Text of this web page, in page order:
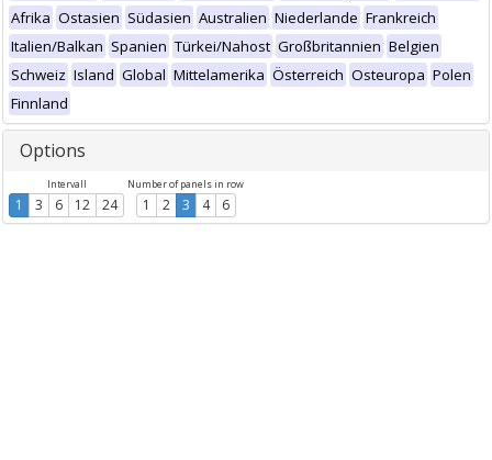
Afrika Ostasien Südasien Australien Niederlande Frankreich
Italien/Balkan Spanien Türkei/Nahost Großbritannien Belgien
Schweiz Island Global Mittelamerika Österreich Osteuropa Polen
Finnland
Options
Intervall
1 3 6 12 24
Number of panels in row
1 2 3 4 6